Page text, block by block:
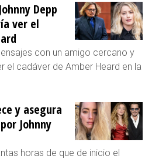
Depp
ver el
con un amigo cercano y
el cadáver de Amber Heard en la
y asegura
Johnny
horas de que de inicio el